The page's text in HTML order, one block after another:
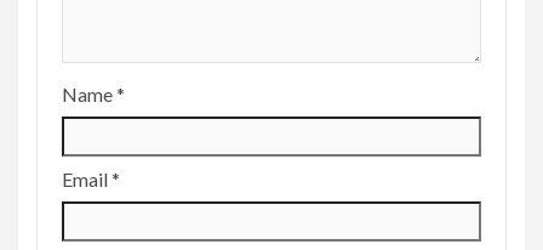
Name*
Email*